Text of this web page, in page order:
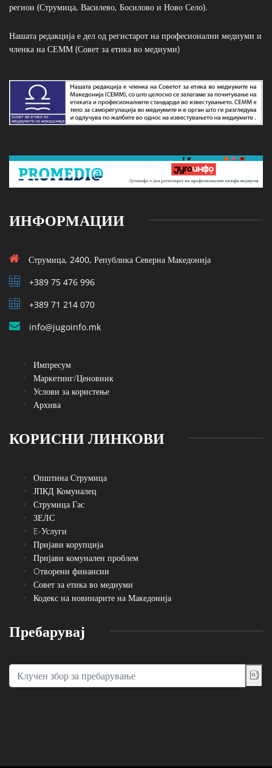
регион (Струмица, Василево, Босилово и Ново Село).
Нашата редакција е дел од регистарот на професионални медиуми и
членка на СЕММ (Совет за етика во медиуми)
ИНФОРМАЦИИ
Струмица, 2400, Република Северна Македонија
+389 75 476 996
+389 71 214 070
info@jugoinfo.mk
Импресум
Маркетинг/Ценовник
Услови за користење
Архива
КОРИСНИ ЛИНКОВИ
Општина Струмица
ЈПКД Комуналец
Струмица Гас
ЗЕЛС
E-Услуги
Пријави корупција
Пријави комунален проблем
Oтворени финансии
Совет за етика во медиуми
Кодекс на новинарите на Македонија
Пребарувај